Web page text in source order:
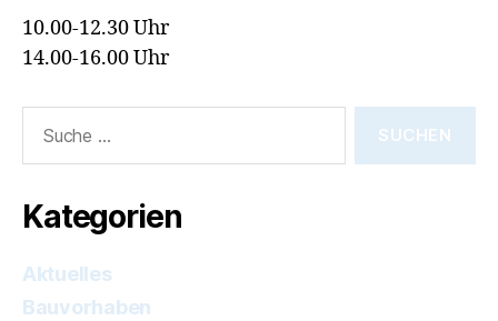
10.00-12.30 Uhr
14.00-16.00 Uhr
nach:
Kategorien
Aktuelles
Bauvorhaben